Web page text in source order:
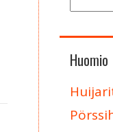
Huomio